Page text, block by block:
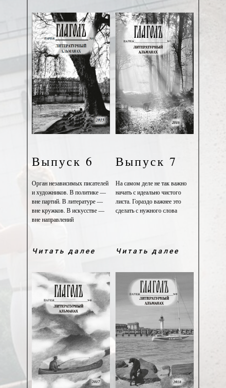
Выпуск 6
Орган независимых писателей
и художников. В политике —
вне партий. В литературе —
вне кружков. В искусстве —
вне направлений
Читать далее
Выпуск 7
На самом деле не так важно
начать с идеально чистого
листа. Гораздо важнее это
сделать с нужного слова
Читать далее
нескучно рассказывают о серьёзном. Здесь беседуют
с интересными людьми и шныряют по следам
немеркнущих событий. Здесь есть всё, что бывает
интересно всем, и то, что интересует немногих.
Здесь каждый может найти то, что давно искал и
почти отчаялся обнаружить.
Это очень толстый и очень штучный журнал. Если
вы ещё помните значение слова "штучный", вы
точно не пожалеете потраченного на чтение
времени.